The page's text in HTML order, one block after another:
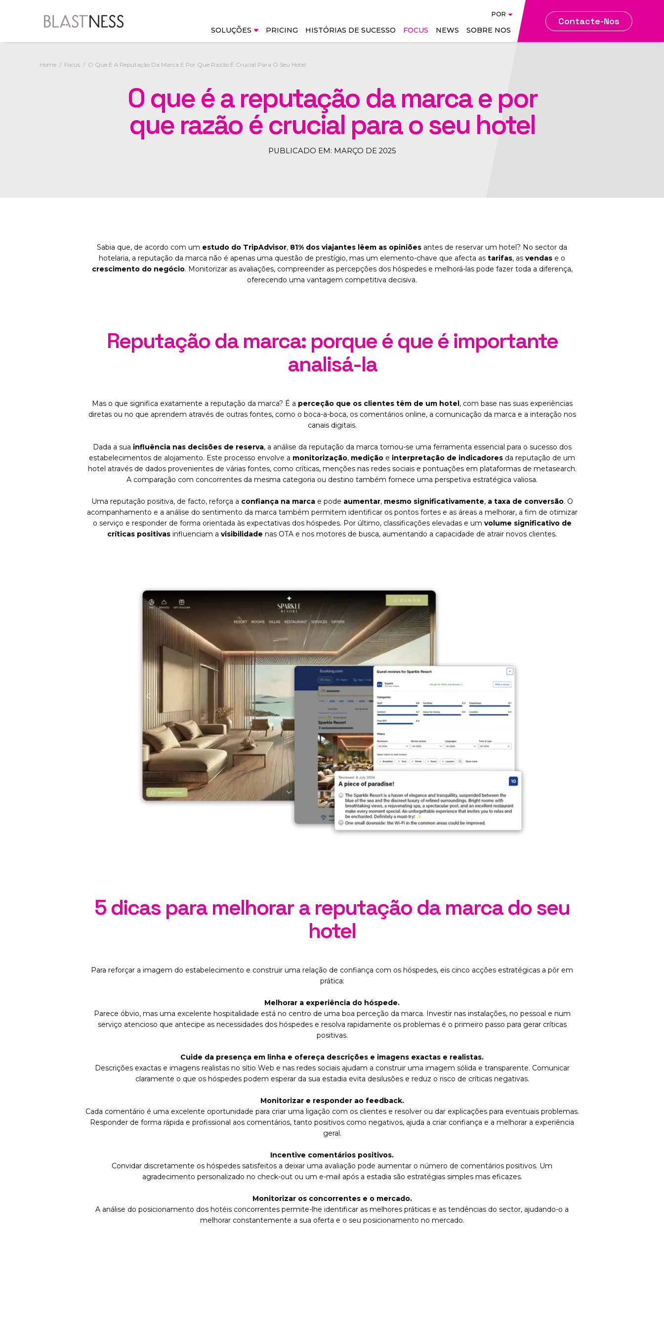
SOLUÇÕES
Dados e sistemas conectados
para agir de forma rápida e
SAIBA MAIS
SAIBA MAIS
Booking Engine
AIBE - AI Booking Engine
Channel Manager
Direct Revenue Tools
GDS Distribution
RMS - Revenue
Management System
IMS - Integrated
Management System
Market Intelligence
Search & Metasearch
Advertising
BMS - Bid Management
System
Branding
PRICING HISTÓRIAS DE SUCESSO FOCUS NEWS SOBRE NOS
POR
Contacte-Nos
Home Focus O Que É A Reputação Da Marca E Por Que Razão É Crucial Para O Seu Hotel
O que é a reputação da marca e por
que razão é crucial para o seu hotel
PUBLICADO EM: MARÇO DE 2025
Sabia que, de acordo com um estudo do TripAdvisor, 81% dos viajantes lêem as opiniões antes de reservar um hotel? No sector da
hotelaria, a reputação da marca não é apenas uma questão de prestígio, mas um elemento-chave que afecta as tarifas, as vendas e o
crescimento do negócio. Monitorizar as avaliações, compreender as percepções dos hóspedes e melhorá-las pode fazer toda a diferença,
oferecendo uma vantagem competitiva decisiva.
Reputação da marca: porque é que é importante
analisá-la
Mas o que significa exatamente a reputação da marca? É a perceção que os clientes têm de um hotel, com base nas suas experiências
diretas ou no que aprendem através de outras fontes, como o boca-a-boca, os comentários online, a comunicação da marca e a interação nos
canais digitais.
Dada a sua influência nas decisões de reserva, a análise da reputação da marca tornou-se uma ferramenta essencial para o sucesso dos
estabelecimentos de alojamento. Este processo envolve a monitorização, medição e interpretação de indicadores da reputação de um
hotel através de dados provenientes de várias fontes, como críticas, menções nas redes sociais e pontuações em plataformas de metasearch.
A comparação com concorrentes da mesma categoria ou destino também fornece uma perspetiva estratégica valiosa.
Uma reputação positiva, de facto, reforça a confiança na marcae pode aumentar, mesmo significativamente, a taxa de conversão. O
acompanhamento e a análise do sentimento da marca também permitem identificar os pontos fortes e as áreas a melhorar, a fim de otimizar
o serviço e responder de forma orientada às expectativas dos hóspedes. Por último, classificações elevadas e um volume significativo de
críticas positivas influenciam a visibilidade nas OTA e nos motores de busca, aumentando a capacidade de atrair novos clientes.
5 dicas para melhorar a reputação da marca do seu
hotel
Para reforçar a imagem do estabelecimento e construir uma relação de confiança com os hóspedes, eis cinco acções estratégicas a pôr em
prática:
Melhorar a experiência do hóspede.
Parece óbvio, mas uma excelente hospitalidade está no centro de uma boa perceção da marca. Investir nas instalações, no pessoal e num
serviço atencioso que antecipe as necessidades dos hóspedes e resolva rapidamente os problemas é o primeiro passo para gerar críticas
positivas.
Cuide da presença em linha e ofereça descrições e imagens exactas e realistas.
Descrições exactas e imagens realistas no sítio Web e nas redes sociais ajudam a construir uma imagem sólida e transparente. Comunicar
claramente o que os hóspedes podem esperar da sua estadia evita desilusões e reduz o risco de críticas negativas.
Monitorizar e responder ao feedback.
Cada comentário é uma excelente oportunidade para criar uma ligação com os clientes e resolver ou dar explicações para eventuais problemas.
Responder de forma rápida e profissional aos comentários, tanto positivos como negativos, ajuda a criar confiança e a melhorar a experiência
geral.
Incentive comentários positivos.
Convidar discretamente os hóspedes satisfeitos a deixar uma avaliação pode aumentar o número de comentários positivos. Um
agradecimento personalizado no check-out ou um e-mail após a estadia são estratégias simples mas eficazes.
Monitorizar os concorrentes e o mercado.
A análise do posicionamento dos hotéis concorrentes permite-lhe identificar as melhores práticas e as tendências do sector, ajudando-o a
melhorar constantemente a sua oferta e o seu posicionamento no mercado.